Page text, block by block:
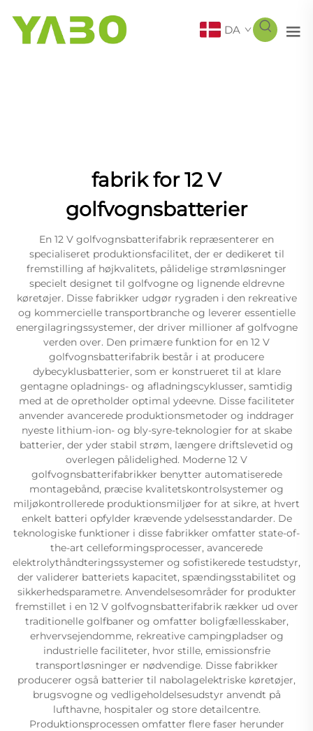
DA
fabrik for 12 V
golfvognsbatterier
En 12 V golfvognsbatterifabrik repræsenterer en
specialiseret produktionsfacilitet, der er dedikeret til
fremstilling af højkvalitets, pålidelige strømløsninger
specielt designet til golfvogne og lignende eldrevne
køretøjer. Disse fabrikker udgør rygraden i den rekreative
og kommercielle transportbranche og leverer essentielle
energilagringssystemer, der driver millioner af golfvogne
verden over. Den primære funktion for en 12 V
golfvognsbatterifabrik består i at producere
dybecyklusbatterier, som er konstrueret til at klare
gentagne opladnings- og afladningscyklusser, samtidig
med at de opretholder optimal ydeevne. Disse faciliteter
anvender avancerede produktionsmetoder og inddrager
nyeste lithium-ion- og bly-syre-teknologier for at skabe
batterier, der yder stabil strøm, længere driftslevetid og
overlegen pålidelighed. Moderne 12 V
golfvognsbatterifabrikker benytter automatiserede
montagebånd, præcise kvalitetskontrolsystemer og
miljøkontrollerede produktionsmiljøer for at sikre, at hvert
enkelt batteri opfylder krævende ydelsesstandarder. De
teknologiske funktioner i disse fabrikker omfatter state-of-
the-art celleformingsprocesser, avancerede
elektrolythåndteringssystemer og sofistikerede testudstyr,
der validerer batteriets kapacitet, spændingsstabilitet og
sikkerhedsparametre. Anvendelsesområder for produkter
fremstillet i en 12 V golfvognsbatterifabrik rækker ud over
traditionelle golfbaner og omfatter boligfællesskaber,
erhvervsejendomme, rekreative campingpladser og
industrielle faciliteter, hvor stille, emissionsfrie
transportløsninger er nødvendige. Disse fabrikker
producerer også batterier til nabolagelektriske køretøjer,
brugsvogne og vedligeholdelsesudstyr anvendt på
lufthavne, hospitaler og store detailcentre.
Produktionsprocessen omfatter flere faser herunder